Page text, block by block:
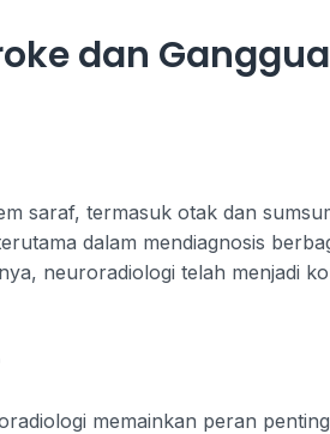
dan
saraf, termasuk otak dan
dalam mendiagnosis
neuroradiologi telah menjadi
memainkan peran